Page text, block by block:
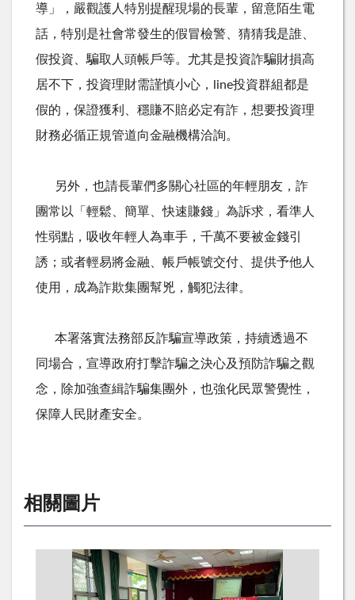
導」，嚴觀護人特別提醒現場的長輩，留意陌生電
話，特別是社會常發生的假冒檢警、猜猜我是誰、
假投資、騙取人頭帳戶等。尤其是投資詐騙財損高
居不下，投資理財需謹慎小心，line投資群組都是
假的，保證獲利、穩賺不賠必定有詐，想要投資理
財務必循正規管道向金融機構洽詢。
另外，也請長輩們多關心社區的年輕朋友，詐
團常以「輕鬆、簡單、快速賺錢」為訴求，看準人
性弱點，吸收年輕人為車手，千萬不要被金錢引
誘；或者輕易將金融、帳戶帳號交付、提供予他人
使用，成為詐欺集團幫兇，觸犯法律。
本署落實法務部反詐騙宣導政策，持續透過不
同場合，宣導政府打擊詐騙之決心及預防詐騙之觀
念，除加強查緝詐騙集團外，也強化民眾警覺性，
保障人民財產安全。
相關圖片